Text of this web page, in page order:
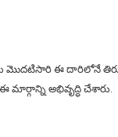
మొదటిసారి ఈ దారిలోనే
అభివృద్ధి చేశారు.